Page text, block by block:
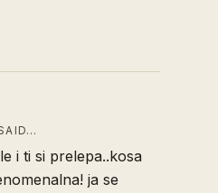
i ti si prelepa..kosa
ja se